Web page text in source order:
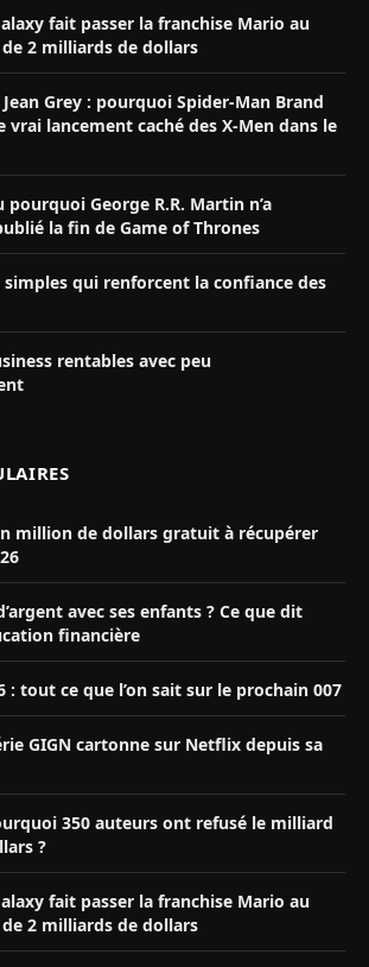
fait passer la franchise Mario au
2 milliards de dollars
Grey : pourquoi Spider-Man Brand
vrai lancement caché des X-Men dans le
pourquoi George R.R. Martin n’a
la fin de Game of Thrones
simples qui renforcent la confiance des
rentables avec peu
million de dollars gratuit à récupérer
avec ses enfants ? Ce que dit
financière
: tout ce que l’on sait sur le prochain 007
GIGN cartonne sur Netflix depuis sa
350 auteurs ont refusé le milliard
?
fait passer la franchise Mario au
2 milliards de dollars